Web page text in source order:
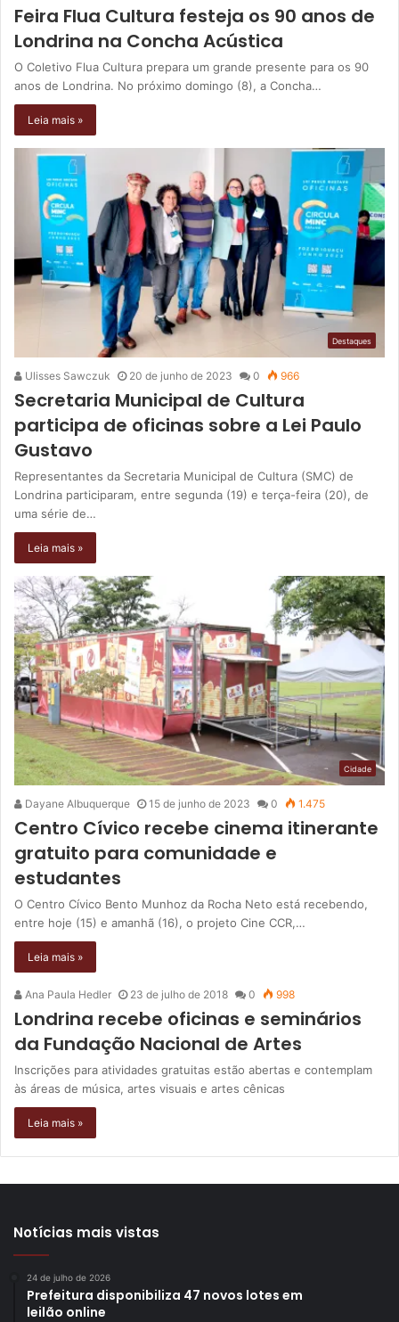
Feira Flua Cultura festeja os 90 anos de
Londrina na Concha Acústica
O Coletivo Flua Cultura prepara um grande presente para os 90
anos de Londrina. No próximo domingo (8), a Concha…
Leia mais »
Destaques
Ulisses Sawczuk 20 de junho de 2023 0 966
Secretaria Municipal de Cultura
participa de oficinas sobre a Lei Paulo
Gustavo
Representantes da Secretaria Municipal de Cultura (SMC) de
Londrina participaram, entre segunda (19) e terça-feira (20), de
uma série de…
Leia mais »
Cidade
Dayane Albuquerque 15 de junho de 2023 0 1.475
Centro Cívico recebe cinema itinerante
gratuito para comunidade e
estudantes
O Centro Cívico Bento Munhoz da Rocha Neto está recebendo,
entre hoje (15) e amanhã (16), o projeto Cine CCR,…
Leia mais »
Ana Paula Hedler 23 de julho de 2018 0 998
Londrina recebe oficinas e seminários
da Fundação Nacional de Artes
Inscrições para atividades gratuitas estão abertas e contemplam
às áreas de música, artes visuais e artes cênicas
Leia mais »
Notícias mais vistas
24 de julho de 2026
Prefeitura disponibiliza 47 novos lotes em
leilão online